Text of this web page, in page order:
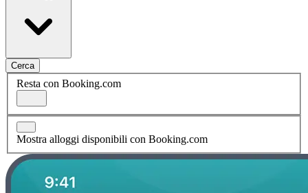
Cerca
Resta con Booking.com
Mostra alloggi disponibili con Booking.com